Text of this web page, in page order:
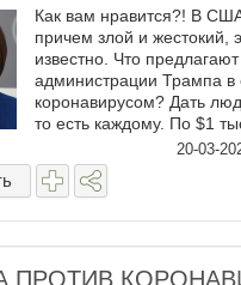
Как вам нравится?! В
причем злой и жестокий,
известно. Что
администрации Трампа в
коронавирусом? Дать
то есть каждому. По $1
по $500 на ребенка.
нынешних тяжелых
20-03-
ПРОТИВ